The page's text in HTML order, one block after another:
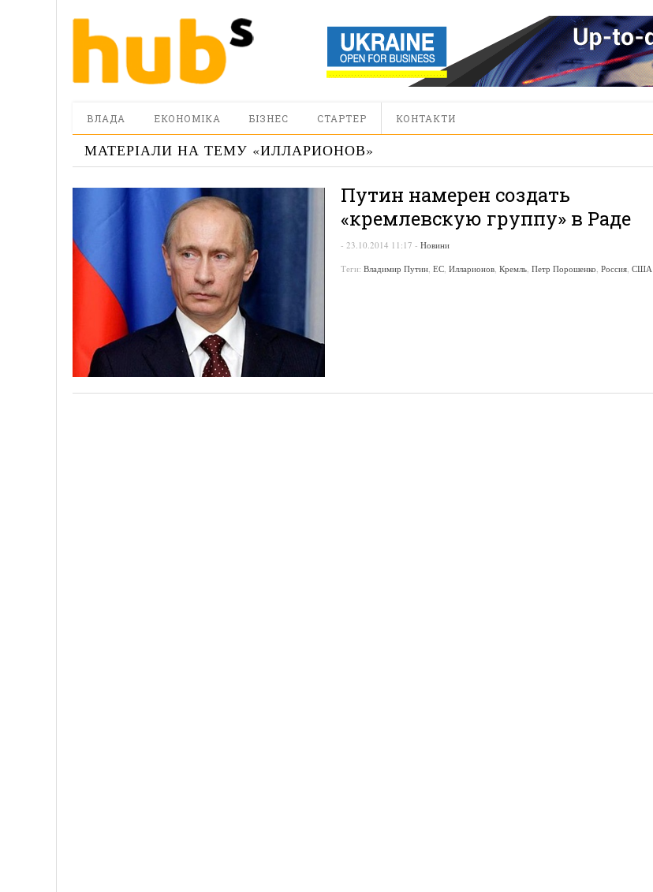
ВЛАДА ЕКОНОМІКА БІЗНЕС СТАРТЕР КОНТАКТИ
МАТЕРІАЛИ НА ТЕМУ «ИЛЛАРИОНОВ»
Путин намерен создать
«кремлевскую группу» в Раде
- 23.10.2014 11:17 - Новини
Теги: Владимир Путин, ЕС, Илларионов, Кремль, Петр Порошенко, Россия, США